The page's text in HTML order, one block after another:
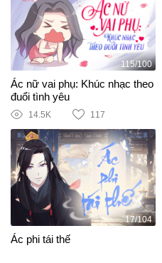
115/100
Ác nữ vai phụ: Khúc nhạc theo
đuổi tình yêu
14.5K 117
17/104
Ác phi tái thế